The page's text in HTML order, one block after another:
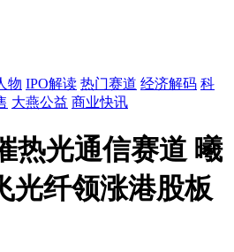
物 IPO解读 热门赛道 经济解码 科
大燕公益 商业快讯
热光通信赛道 曦
光纤领涨港股板